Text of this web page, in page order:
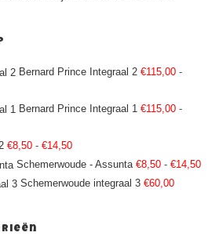
Bernard Prince Integraal 2 €115,00 -
Bernard Prince Integraal 1 €115,00 -
€8,50 - €14,50
Schemerwoude - Assunta €8,50 - €14,50
Schemerwoude integraal 3 €60,00